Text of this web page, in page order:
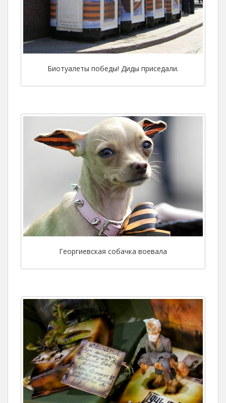
Биотуалеты победы! Диды приседали.
Георгиевская собачка воевала